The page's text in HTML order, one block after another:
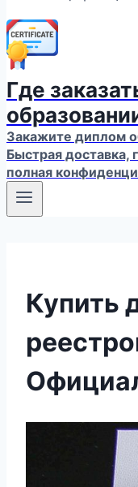
Где
Закажите диплом
Быстрая доставка,
полная
Купить